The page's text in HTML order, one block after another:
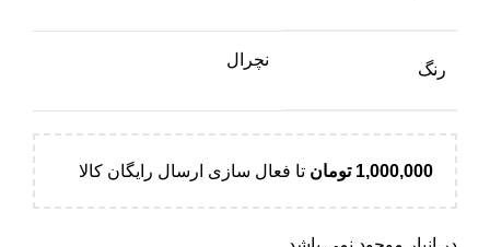
رنگ
نچرال
1,000,000 تومان تا فعال سازی ارسال رایگان کالا